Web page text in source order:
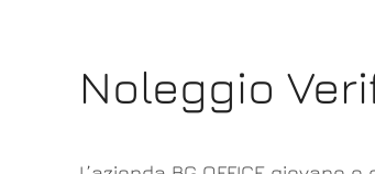
Noleggio